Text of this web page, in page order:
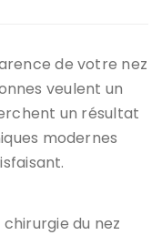
de votre nez
veulent un
un résultat
modernes
du nez